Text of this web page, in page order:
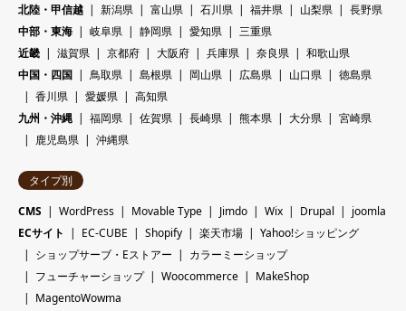
北陸・甲信越
新潟県 富山県 石川県 福井県 山梨県
長野県
中部・東海
岐阜県 静岡県 愛知県
三重県
近畿
滋賀県 京都府 大阪府 兵庫県 奈良県
和歌山県
中国・四国
鳥取県 島根県 岡山県 広島県 山口県
徳島県
香川県
愛媛県
高知県
九州・沖縄
福岡県 佐賀県 長崎県 熊本県 大分県
宮崎県
鹿児島県
沖縄県
タイプ別
CMS
WordPress Movable Type Jimdo Wix Drupal
joomla
ECサイト
EC-CUBE Shopify 楽天市場
Yahoo!ショッピング
ショップサーブ・Eストアー
カラーミーショップ
フューチャーショップ
Woocommerce
MakeShop
MagentoWowma